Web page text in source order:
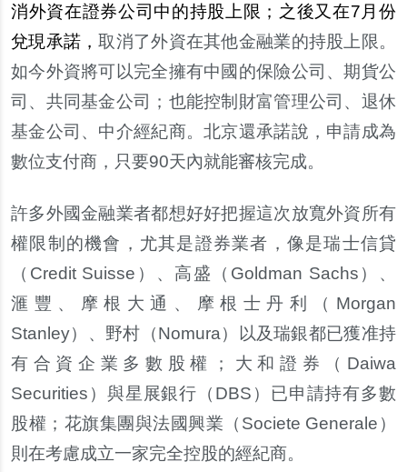
消外資在證券公司中的持股上限；之後又在7月 份
兌現承諾，取消了外資在其他金融業的持股上限。
如今外資將可以完全擁有中國的保險公司、期貨公
司、共同基金公司；也能控制財富管理公司、退休
基金公司、中介經紀商。北京還承諾說 ，申請成為
數位支付商，只要90天內就能審核完成。
許多外國金融業者都想好好把握這次放寬外資所有
權限制的機會，尤其是證券業者，像是瑞士信貸
（Credit Suisse）、高盛（Goldman Sachs）、
滙 豐、摩根大通、摩根士丹利（Morgan
Stanley）、野村（Nomura）以及瑞銀都已獲准持
有合資企業多數股權；大和證券（Daiwa
Securities）與星展銀行（DBS）已申請持有多數
股權；花旗集團與法國興業（Societe Generale）
則在考慮成立一家完全控股的經紀商。